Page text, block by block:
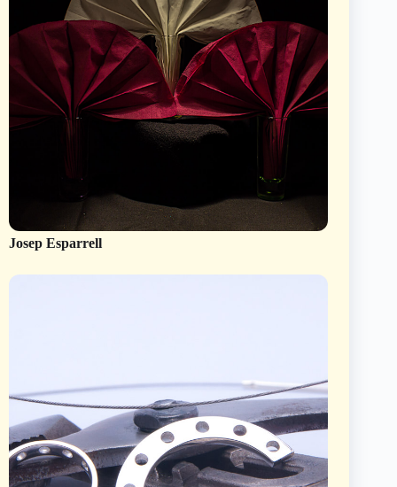
Josep Esparrell